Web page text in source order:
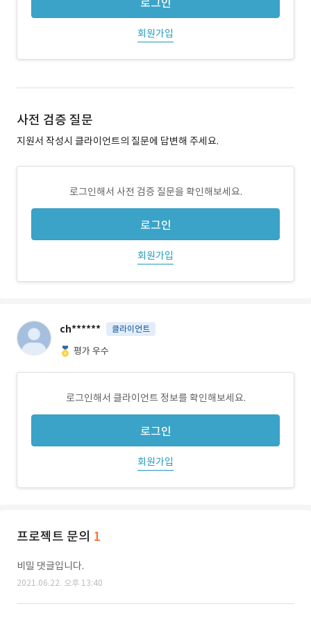
로그인
회원가입
사전 검증 질문
지원서 작성시 클라이언트의 질문에 답변해 주세요.
로그인해서 사전 검증 질문을 확인해보세요.
로그인
회원가입
ch****** 클라이언트
평가 우수
로그인해서 클라이언트 정보를 확인해보세요.
로그인
회원가입
프로젝트 문의 1
비밀 댓글입니다.
2021.06.22. 오후 13:40